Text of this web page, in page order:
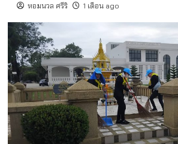
หอมนวล ศรีริ 1 เดือน ago